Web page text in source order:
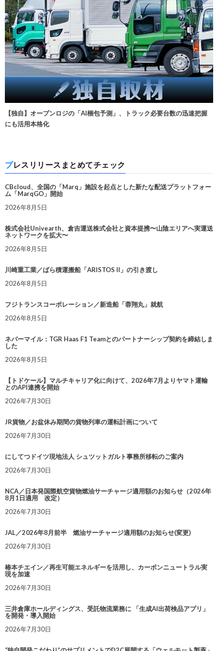
【独自】オープンロジの「AI梱包予測」、トラック必要台数の迅速把握
にも活用本格化
プレスリリースまとめてチェック
CBcloud、全国の「Marq」施設を起点とした新たな配送プラットフォー
ム「MarqGO」開始
2026年8月5日
株式会社Univearth、倉吉運送株式会社と資本提携〜山陰エリアへ実運送
ネットワークを拡大〜
2026年8月5日
川崎重工業／ばら積運搬船「ARISTOS II」の引き渡し
2026年8月5日
フジトランスコーポレーション／新造船「蓉翔丸」就航
2026年8月5日
ネバーマイル：TGR Haas F1 Teamとのパートナーシップ契約を締結しま
した
2026年8月5日
【トドケール】マルチキャリア化に向けて、2026年7月よりヤマト運輸
とのAPI連携を開始
2026年7月30日
JR貨物／お盆休み期間の貨物列車の運転計画について
2026年7月30日
にしてつドイツ現地法人 シュツットガルト事務所移転のご案内
2026年7月30日
NCA／日本発国際航空貨物燃油サーチャージ適用額のお知らせ（2026年
8月1日適用 改定）
2026年7月30日
JAL／2026年8月前半 燃油サーチャージ適用額のお知らせ(変更)
2026年7月30日
椿本チエイン／再生可能エネルギーを活用し、カーボンニュートラル実
現を加速
2026年7月30日
三井倉庫ホールディングス、受託物流業務に 「生成AI出荷検品アプリ」
を開発・導入開始
2026年7月30日